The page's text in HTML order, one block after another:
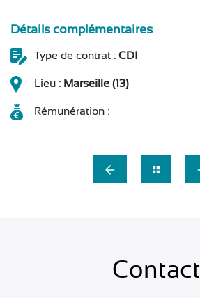
Détails complémentaires
Type de contrat : CDI
Lieu : Marseille (13)
Rémunération :
Contact